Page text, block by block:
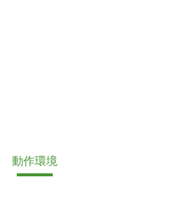
動作環境